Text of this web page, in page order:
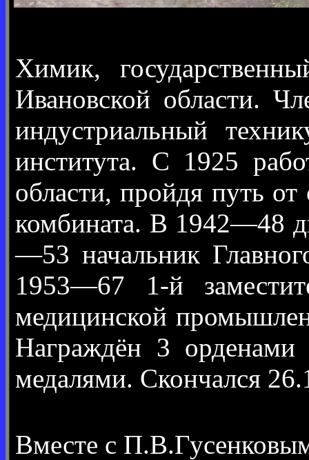
Химик,
Ивановской области.
индустриальный
института. С 1925
области, пройдя путь
комбината. В 1942—48
—53 начальник
1953—67 1-й
медицинской
Награждён 3
медалями. Скончался
Вместе с